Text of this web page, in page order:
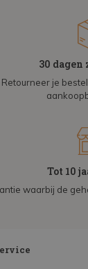
30
Retourneer je
Tot 10
waarbij de